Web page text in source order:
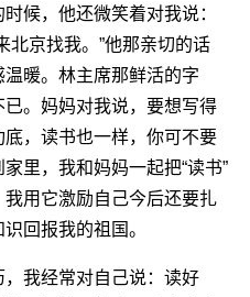
候，他还微笑着对我说：
北京找我。”他那亲切的话
暖。林主席那鲜活的字
。妈妈对我说，要想写得
，读书也一样，你可不要
里，我和妈妈一起把“读书”
用它激励自己今后还要扎
回报我的祖国。
我经常对自己说：读好